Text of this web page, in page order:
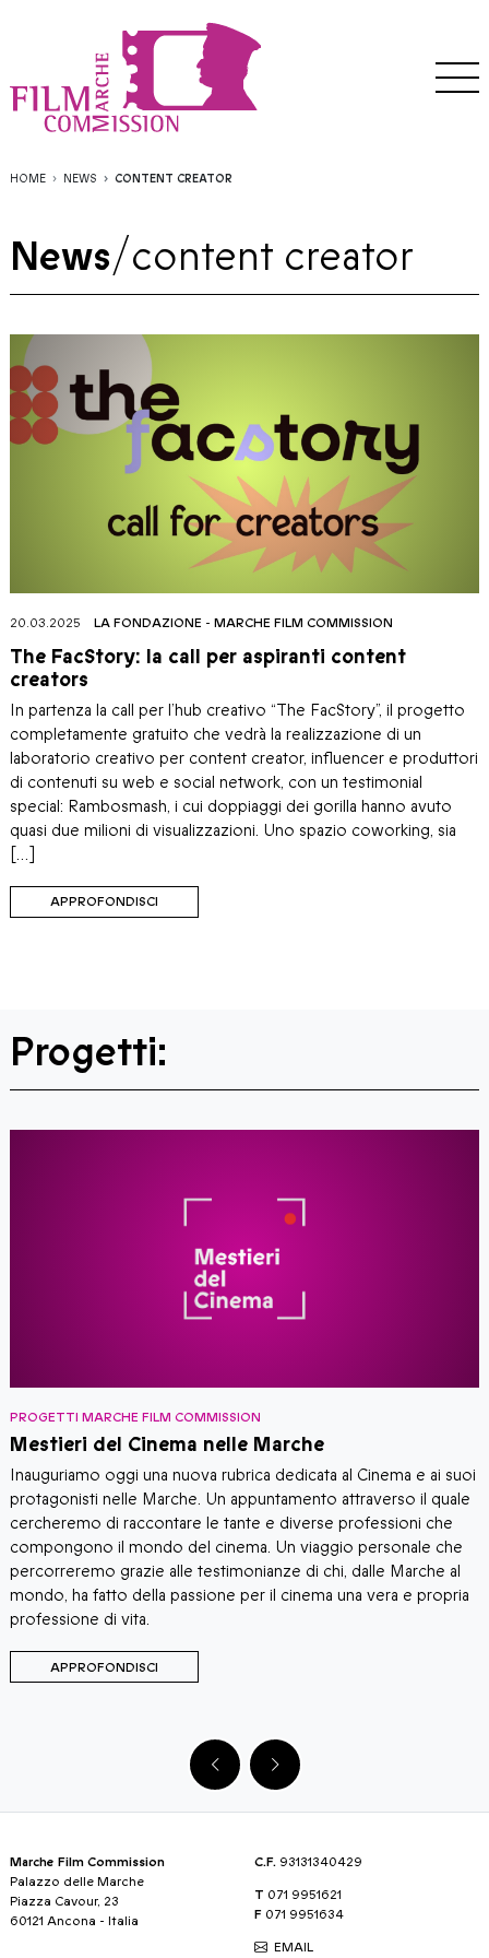
HOME NEWS CONTENT CREATOR
News/content creator
20.03.2025 LA FONDAZIONE - MARCHE FILM COMMISSION
The FacStory: la call per aspiranti content
creators
In partenza la call per l’hub creativo “The FacStory”, il progetto
completamente gratuito che vedrà la realizzazione di un
laboratorio creativo per content creator, influencer e produttori
di contenuti su web e social network, con un testimonial
special: Rambosmash, i cui doppiaggi dei gorilla hanno avuto
quasi due milioni di visualizzazioni. Uno spazio coworking, sia
[…]
APPROFONDISCI
Progetti:
PROGETTI MARCHE FILM COMMISSION
Mestieri del Cinema nelle Marche
Inauguriamo oggi una nuova rubrica dedicata al Cinema e ai suoi
protagonisti nelle Marche. Un appuntamento attraverso il quale
cercheremo di raccontare le tante e diverse professioni che
compongono il mondo del cinema. Un viaggio personale che
percorreremo grazie alle testimonianze di chi, dalle Marche al
mondo, ha fatto della passione per il cinema una vera e propria
professione di vita.
APPROFONDISCI
Marche Film Commission
Palazzo delle Marche
Piazza Cavour, 23
60121 Ancona - Italia
C.F. 93131340429
T 071 9951621
F 071 9951634
EMAIL